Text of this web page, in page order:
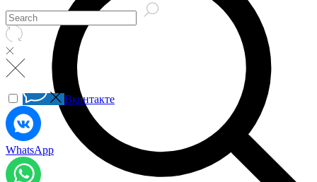
Вконтакте
WhatsApp